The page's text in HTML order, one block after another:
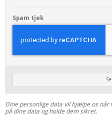
Spam tjek
Dine personlige data vil hjælpe os når
på dine data og holde dem sikret.